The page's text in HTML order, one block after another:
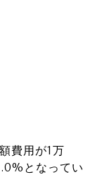
費用が1万
となってい